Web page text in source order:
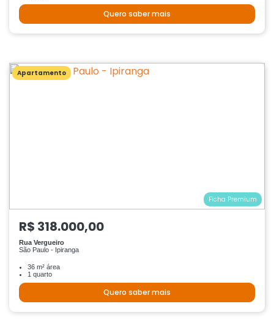
Quero saber mais
Apartamento
Ficha Premium
R$ 318.000,00
Rua Vergueiro
São Paulo - Ipiranga
36 m² área
1 quarto
Quero saber mais